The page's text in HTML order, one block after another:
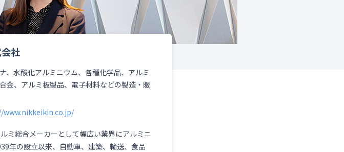
社
、水酸化アルミニウム、各種化学品、アルミ
金、アルミ板製品、電子材料などの製造・販
www.nikkeikin.co.jp/
ミ総合メーカーとして幅広い業界にアルミニ
年の設立以来、自動車、建築、輸送、食品